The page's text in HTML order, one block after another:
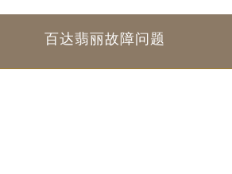
百达翡丽故障问题